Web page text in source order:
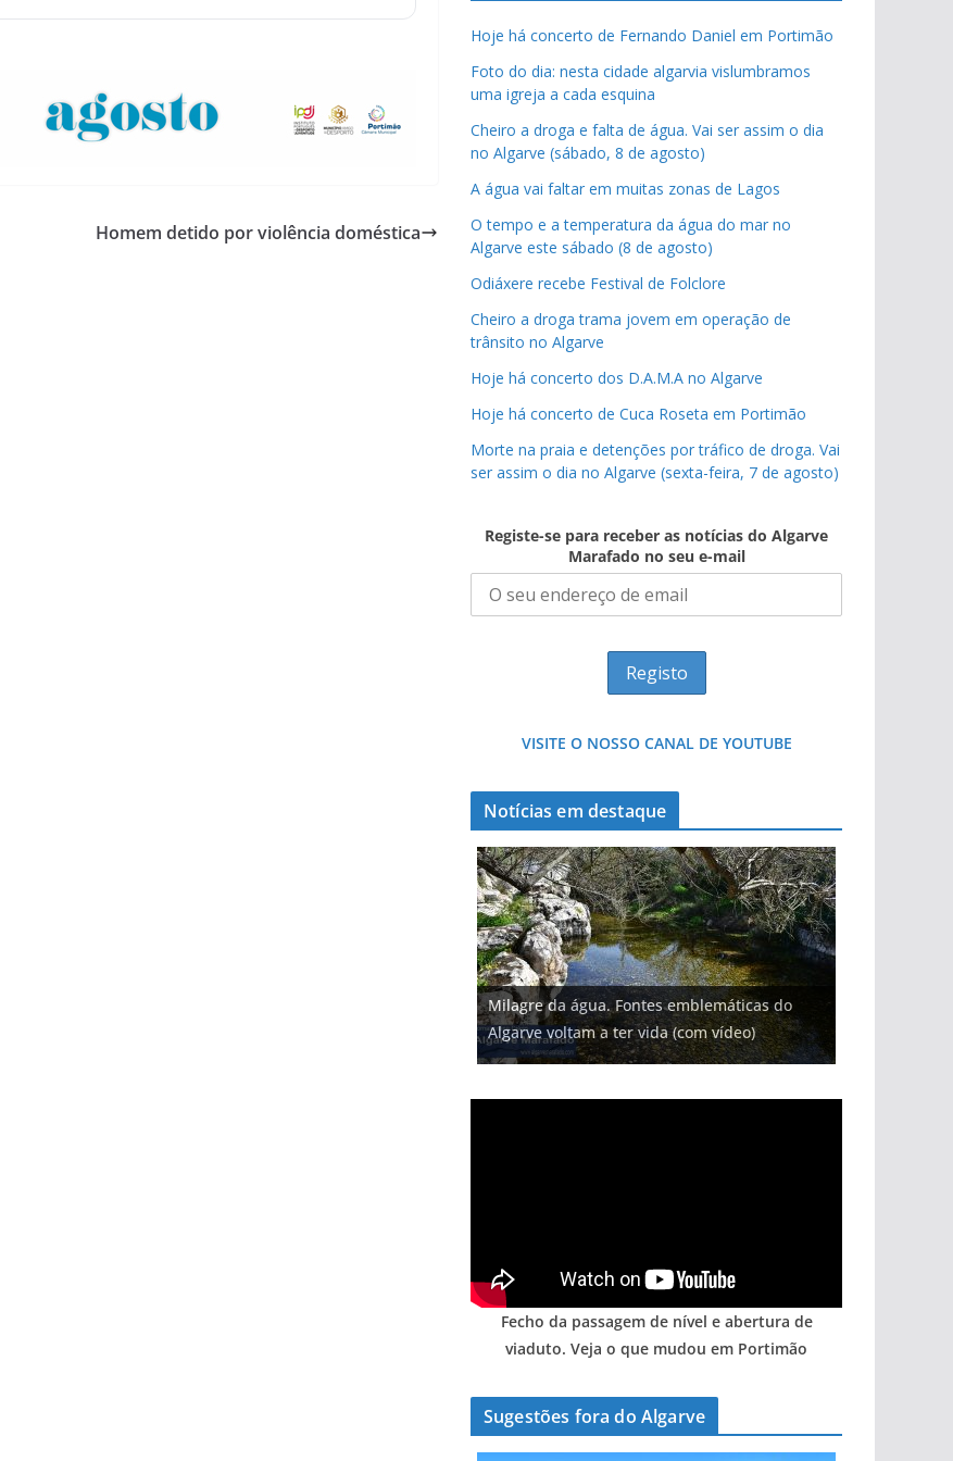
Homem detido por violência doméstica
Hoje há concerto de Fernando Daniel em Portimão
Foto do dia: nesta cidade algarvia vislumbramos
uma igreja a cada esquina
Cheiro a droga e falta de água. Vai ser assim o dia
no Algarve (sábado, 8 de agosto)
A água vai faltar em muitas zonas de Lagos
O tempo e a temperatura da água do mar no
Algarve este sábado (8 de agosto)
Odiáxere recebe Festival de Folclore
Cheiro a droga trama jovem em operação de
trânsito no Algarve
Hoje há concerto dos D.A.M.A no Algarve
Hoje há concerto de Cuca Roseta em Portimão
Morte na praia e detenções por tráfico de droga. Vai
ser assim o dia no Algarve (sexta-feira, 7 de agosto)
Registe-se para receber as notícias do Algarve
Marafado no seu e-mail
VISITE O NOSSO CANAL DE YOUTUBE
Notícias em destaque
Milagre da água. Fontes emblemáticas do
Algarve voltam a ter vida (com vídeo)
Fecho da passagem de nível e abertura de
viaduto. Veja o que mudou em Portimão
Sugestões fora do Algarve